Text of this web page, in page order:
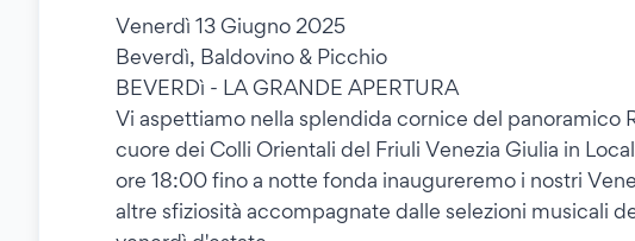
Venerdì 13 Giugno 2025
Beverdì, Baldovino & Picchio
BEVERDì - LA GRANDE APERTURA
Vi aspettiamo nella splendida cornice del panoramico
cuore dei Colli Orientali del Friuli Venezia Giulia in
ore 18:00 fino a notte fonda inaugureremo i nostri
altre sfiziosità accompagnate dalle selezioni musicali